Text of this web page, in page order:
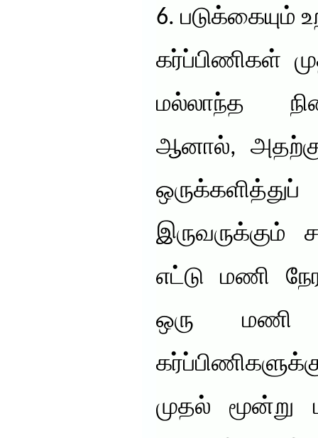
6. படுக்கையும்
கர்ப்பிணிகள்
மல்லாந்த
ஆனால்,
இருவருக்கும்
எட்டு மணி
ஒரு மணி
முதல் மூன்று